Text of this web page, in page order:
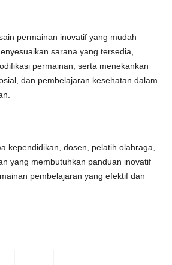
permainan inovatif yang mudah
sarana yang tersedia,
permainan, serta menekankan
dan pembelajaran kesehatan dalam
kependidikan, dosen, pelatih olahraga,
yang membutuhkan panduan inovatif
pembelajaran yang efektif dan